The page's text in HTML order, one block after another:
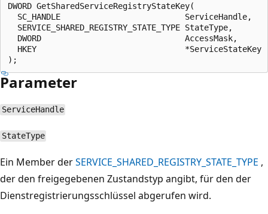
DWORD GetSharedServiceRegistryStateKey(
  SC_HANDLE                          ServiceHandle,
  SERVICE_SHARED_REGISTRY_STATE_TYPE StateType,
  DWORD                              AccessMask,
  HKEY                               *ServiceStateKey
Parameter
ServiceHandle
StateType
Ein Member derSERVICE_SHARED_REGISTRY_STATE_TYPE ,
der den freigegebenen Zustandstyp angibt, für den der
Dienstregistrierungsschlüssel abgerufen wird.